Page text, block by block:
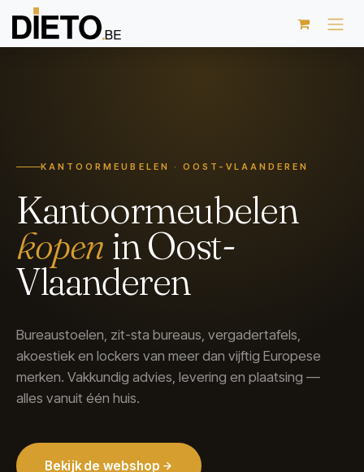
Overslaan naar inhoud
KANTOORMEUBELEN · OOST-VLAANDEREN
Kantoormeubelen
kopen in Oost-
Vlaanderen
Bureaustoelen, zit-sta bureaus, vergadertafels,
akoestiek en lockers van meer dan vijftig Europese
merken. Vakkundig advies, levering en plaatsing —
alles vanuit één huis.
Bekijk de webshop